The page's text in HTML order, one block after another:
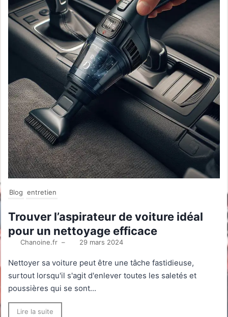
Blog entretien
Trouver l’aspirateur de voiture idéal
pour un nettoyage efficace
Chanoine.fr – 29 mars 2024
Nettoyer sa voiture peut être une tâche fastidieuse,
surtout lorsqu'il s'agit d'enlever toutes les saletés et
poussières qui se sont...
Lire la suite